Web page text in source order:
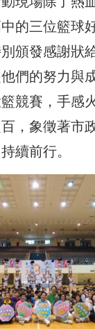
的三位籃球
頒發感謝狀
們的努力與
競賽，手感
，象徵著市
續前行。